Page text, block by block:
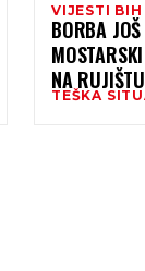
VIJESTI BIH
BORBA
NA
PRATI
TEŠKA